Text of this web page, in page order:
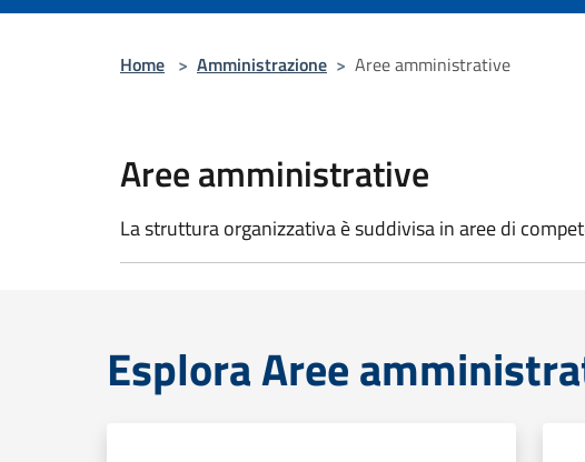
Home > Amministrazione > Aree amministrative
Aree amministrative
La struttura organizzativa è suddivisa in aree di
Esplora Aree